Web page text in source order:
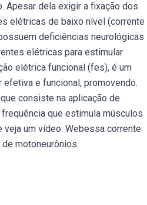
Apesar dela exigir a fixação dos
elétricas de baixo nível (corrente
deficiências neurológicas
elétricas para estimular
elétrica funcional (fes), é um
e funcional, promovendo.
consiste na aplicação de
que estimula músculos
um vídeo. Webessa corrente
motoneurônios.